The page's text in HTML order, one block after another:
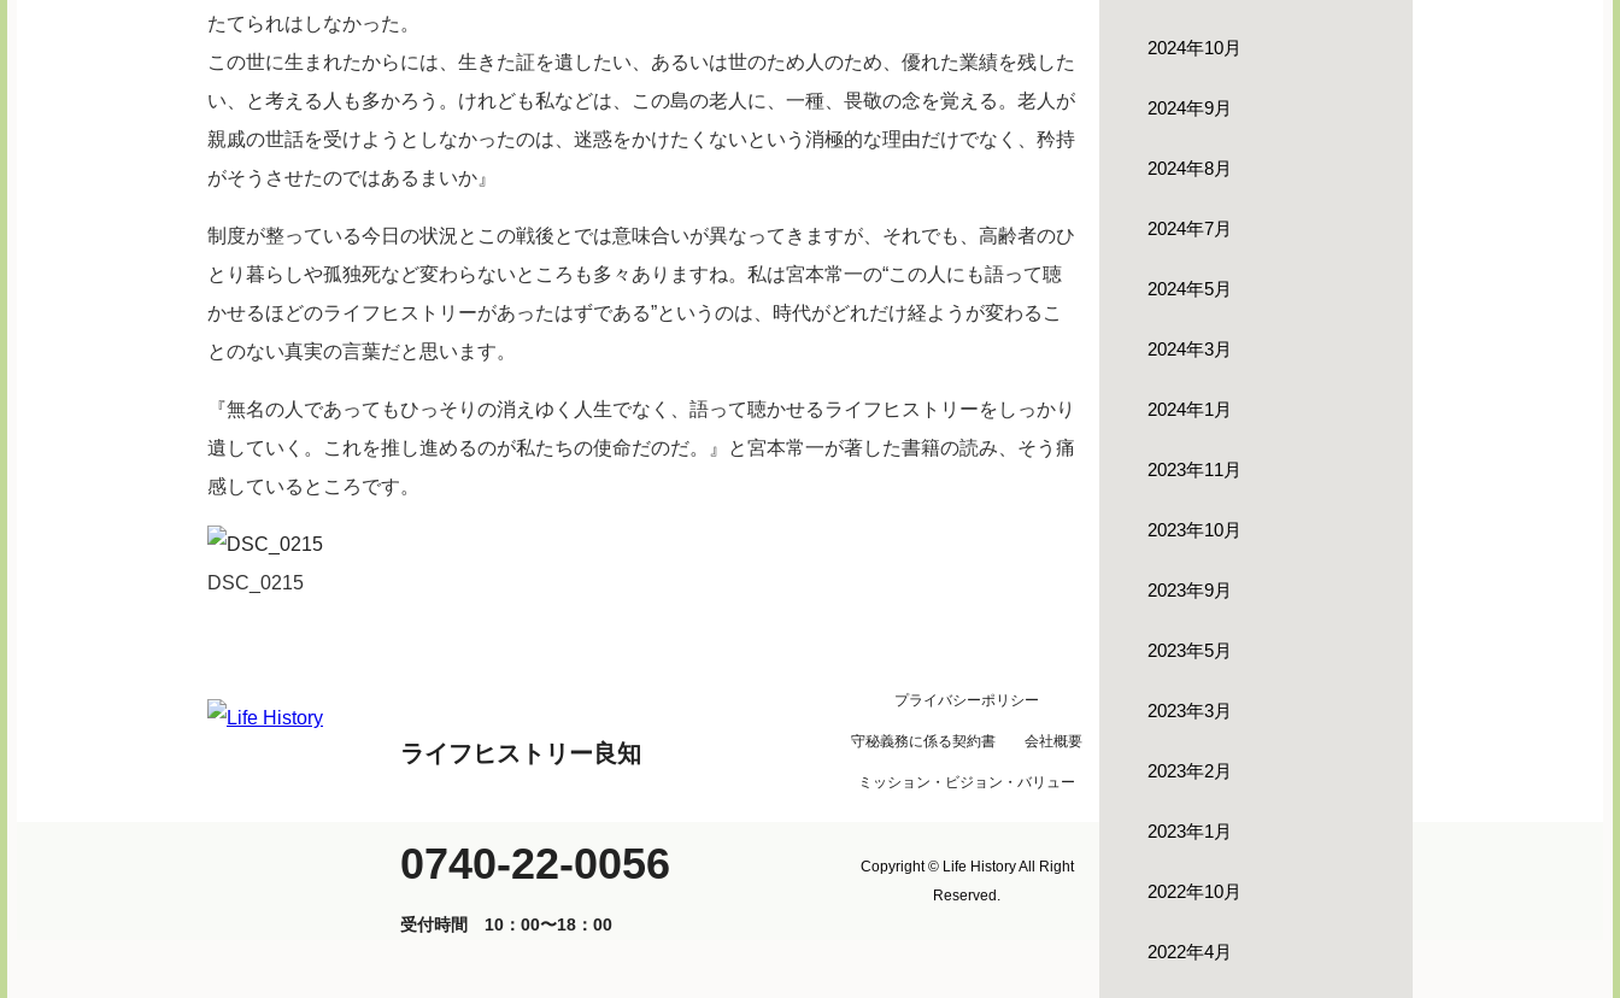
たてられはしなかった。
この世に生まれたからには、生きた証を遺したい、あるいは世のため人のため、優れた業績を残した
い、と考える人も多かろう。けれども私などは、この島の老人に、一種、畏敬の念を覚える。老人が
親戚の世話を受けようとしなかったのは、迷惑をかけたくないという消極的な理由だけでなく、矜持
がそうさせたのではあるまいか』
制度が整っている今日の状況とこの戦後とでは意味合いが異なってきますが、それでも、高齢者のひ
とり暮らしや孤独死など変わらないところも多々ありますね。私は宮本常一の“この人にも語って聴
かせるほどのライフヒストリーがあったはずである”というのは、時代がどれだけ経ようが変わるこ
とのない真実の言葉だと思います。
『無名の人であってもひっそりの消えゆく人生でなく、語って聴かせるライフヒストリーをしっかり
遺していく。これを推し進めるのが私たちの使命だのだ。』と宮本常一が著した書籍の読み、そう痛
感しているところです。
DSC_0215
2024年10月
2024年9月
2024年8月
2024年7月
2024年5月
2024年3月
2024年1月
2023年11月
2023年10月
2023年9月
2023年5月
2023年3月
2023年2月
2023年1月
2022年10月
2022年4月
ライフヒストリー良知
0740-22-0056
受付時間 10：00〜18：00
プライバシーポリシー
守秘義務に係る契約書 会社概要
ミッション・ビジョン・バリュー
Copyright © Life History All Right
Reserved.